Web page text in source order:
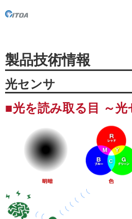
製品技術情報
光センサ
■光を読み取る目 ～光